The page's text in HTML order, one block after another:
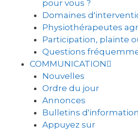
pour vous ?
Domaines
Physiothérapeutes
Participation, plainte
Questions
COMMUNICATION
Nouvelles
Ordre du jour
Annonces
Bulletins d'information
Appuyez sur